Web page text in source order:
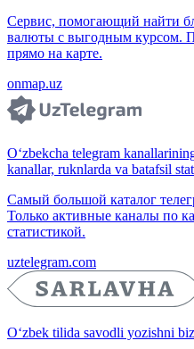
Сервис, помогающий найти
валюты с выгодным курсом.
прямо на карте.
onmap.uz
O‘zbekcha telegram
kanallar, ruknlarda va batafsil
Самый большой каталог
Только активные каналы по
статистикой.
uztelegram.com
O‘zbek tilida savodli yozishni